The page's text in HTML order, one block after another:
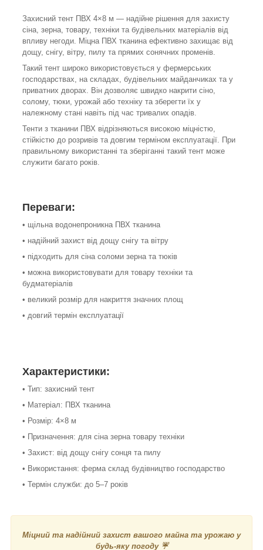
Захисний тент ПВХ 4×8 м — надійне рішення для захисту
сіна, зерна, товару, техніки та будівельних матеріалів від
впливу негоди. Міцна ПВХ тканина ефективно захищає від
дощу, снігу, вітру, пилу та прямих сонячних променів.
Такий тент широко використовується у фермерських
господарствах, на складах, будівельних майданчиках та у
приватних дворах. Він дозволяє швидко накрити сіно,
солому, тюки, урожай або техніку та зберегти їх у
належному стані навіть під час тривалих опадів.
Тенти з тканини ПВХ відрізняються високою міцністю,
стійкістю до розривів та довгим терміном експлуатації. При
правильному використанні та зберіганні такий тент може
служити багато років.
Переваги:
• щільна водонепроникна ПВХ тканина
• надійний захист від дощу снігу та вітру
• підходить для сіна соломи зерна та тюків
• можна використовувати для товару техніки та
будматеріалів
• великий розмір для накриття значних площ
• довгий термін експлуатації
Характеристики:
• Тип: захисний тент
• Матеріал: ПВХ тканина
• Розмір: 4×8 м
• Призначення: для сіна зерна товару техніки
• Захист: від дощу снігу сонця та пилу
• Використання: ферма склад будівництво господарство
• Термін служби: до 5–7 років
Міцний та надійний захист вашого майна та урожаю у
будь-яку погоду ☔